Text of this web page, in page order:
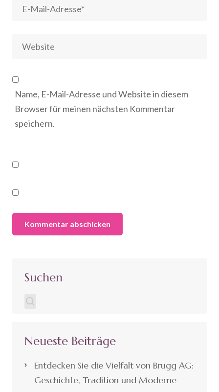
Name, E-Mail-Adresse und Website in diesem
Browser für meinen nächsten Kommentar
speichern.
Suchen
Neueste Beiträge
Entdecken Sie die Vielfalt von Brugg AG:
Geschichte, Tradition und Moderne